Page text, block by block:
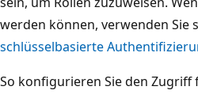
werden können, verwenden Sie
schlüsselbasierte
So konfigurieren Sie den Zugriff